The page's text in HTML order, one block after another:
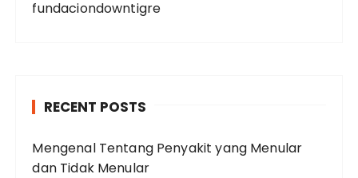
fundaciondowntigre
RECENT POSTS
Mengenal Tentang Penyakit yang Menular
dan Tidak Menular